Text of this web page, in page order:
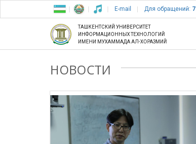
E-mail Для обращений:
ТАШКЕНТСКИЙ УНИВЕРСИТЕТ
ИНФОРМАЦИОННЫХ ТЕХНОЛОГИЙ
ИМЕНИ МУХАММАДА АЛ-ХОРАЗМИЙ
НОВОСТИ